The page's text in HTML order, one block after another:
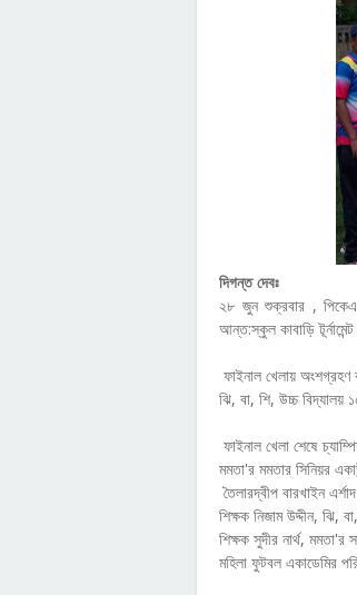
দিগন্ত দেবঃ
২৮ জুন শুক্রবার ,
আন্ত:স্কুল কাবাড়ি
ফাইনাল খেলায় অংশগ্রহণ
ঝি, বা, শি, উচ্চ বিদ্যালয়
ফাইনাল খেলা শেষে
মমতা'র মমতার সিনিয়র
তৈলারদ্বীপ বারখাইন
শিক্ষক নিজাম উদ্দীন, ঝি,
শিক্ষক সুদীর নার্থ,
মহিলা ফুটবল একাডেমির